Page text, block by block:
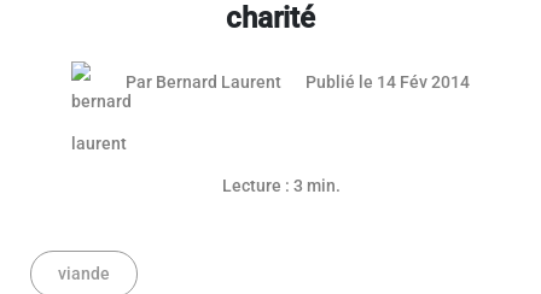
charité
Par Bernard Laurent Publié le 14 Fév 201403 mai
Lecture : 3 min.
viande